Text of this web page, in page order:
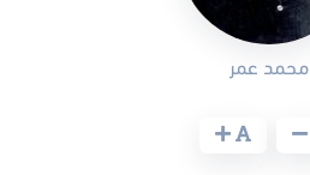
محمد عمر